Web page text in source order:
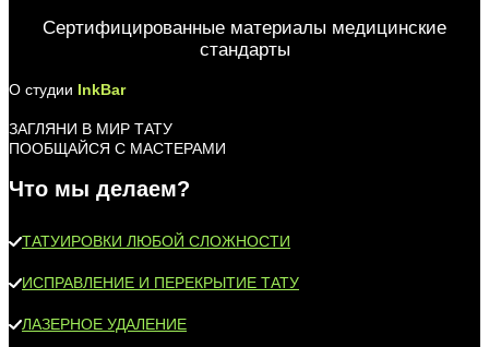
Сертифицированные материалы медицинские
стандарты
О студии InkBar
ЗАГЛЯНИ В МИР ТАТУ
ПООБЩАЙСЯ С МАСТЕРАМИ
Что мы делаем?
ТАТУИРОВКИ ЛЮБОЙ СЛОЖНОСТИ
ИСПРАВЛЕНИЕ И ПЕРЕКРЫТИЕ ТАТУ
ЛАЗЕРНОЕ УДАЛЕНИЕ